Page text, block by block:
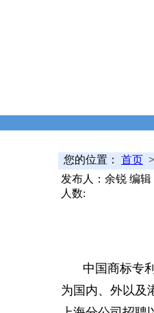
您的位置： 首页
发布人：余锐 编
人数:
中国商标专
为国内、外以及